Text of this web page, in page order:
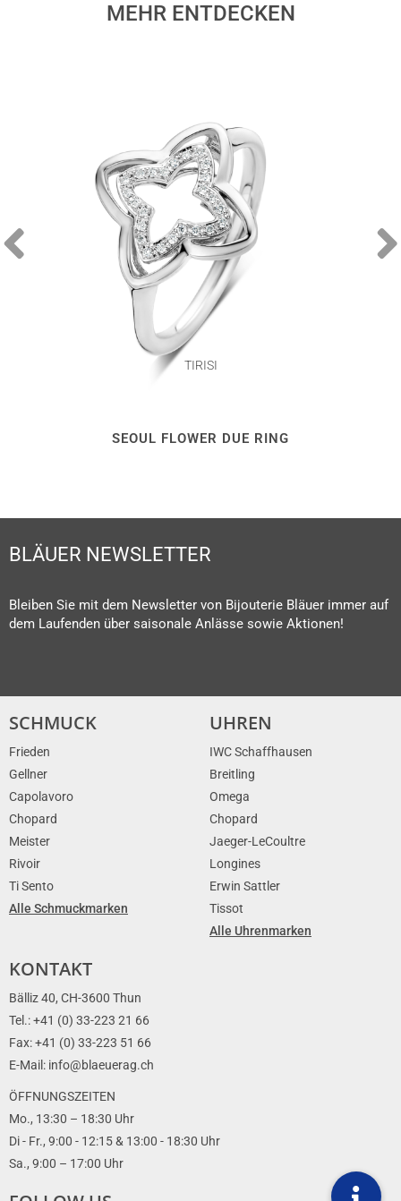
MEHR ENTDECKEN
TIRISI
SEOUL FLOWER DUE RING
BLÄUER NEWSLETTER
Bleiben Sie mit dem Newsletter von Bijouterie Bläuer immer auf
dem Laufenden über saisonale Anlässe sowie Aktionen!
SCHMUCK
Frieden
Gellner
Capolavoro
Chopard
Meister
Rivoir
Ti Sento
Alle Schmuckmarken
UHREN
IWC Schaffhausen
Breitling
Omega
Chopard
Jaeger-LeCoultre
Longines
Erwin Sattler
Tissot
Alle Uhrenmarken
KONTAKT
Bälliz 40, CH-3600 Thun
Tel.: +41 (0) 33-223 21 66
Fax: +41 (0) 33-223 51 66
E-Mail: info@blaeuerag.ch
ÖFFNUNGSZEITEN
Mo., 13:30 – 18:30 Uhr
Di - Fr., 9:00 - 12:15 & 13:00 - 18:30 Uhr
Sa., 9:00 – 17:00 Uhr